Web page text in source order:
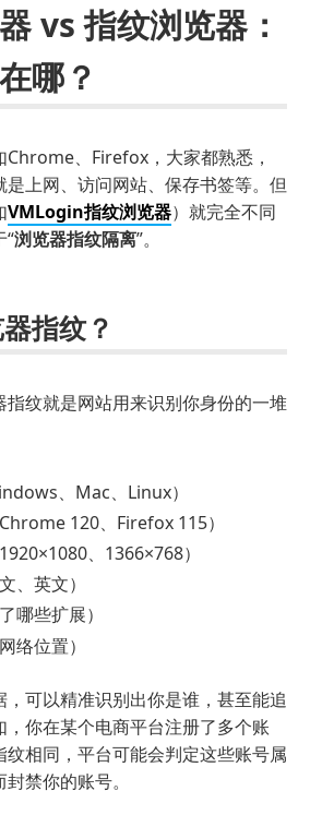
vs 指纹浏览器：
哪？
Chrome、Firefox，大家都熟悉，
上网、访问网站、保存书签等。但
VMLogin指纹浏览器）就完全不同
“浏览器指纹隔离”。
指纹？
指纹就是网站用来识别你身份的一堆
、Mac、Linux）
120、Firefox 115）
1920×1080、1366×768）
、英文）
哪些扩展）
络位置）
，可以精准识别出你是谁，甚至能追
，你在某个电商平台注册了多个账
纹相同，平台可能会判定这些账号属
禁你的账号。